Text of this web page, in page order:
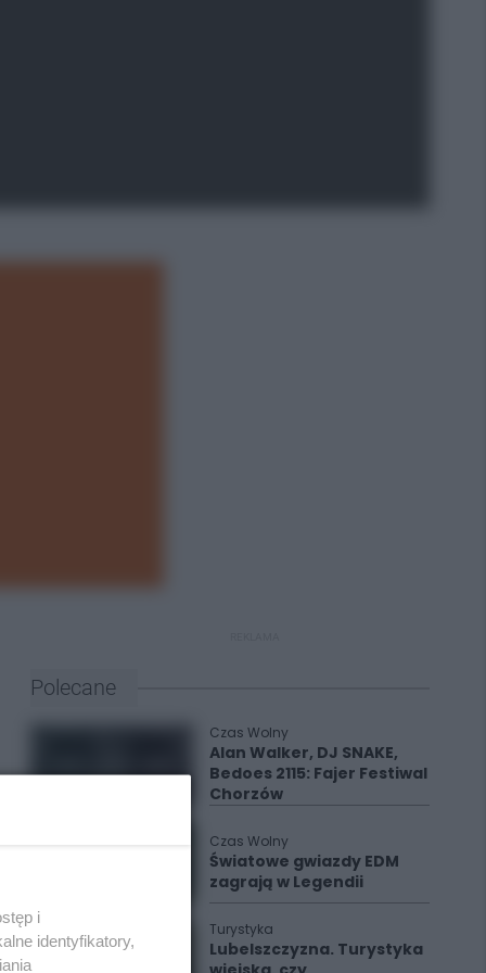
Polecane
Czas Wolny
Alan Walker, DJ SNAKE,
Bedoes 2115: Fajer Festiwal
Chorzów
Czas Wolny
Światowe gwiazdy EDM
zagrają w Legendii
Turystyka
Lubelszczyzna. Turystyka
i
identyfikatory,